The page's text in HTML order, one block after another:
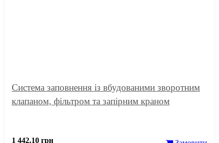
Система заповнення із вбудованими зворотним
клапаном, фільтром та запірним краном
1 442.10 грн